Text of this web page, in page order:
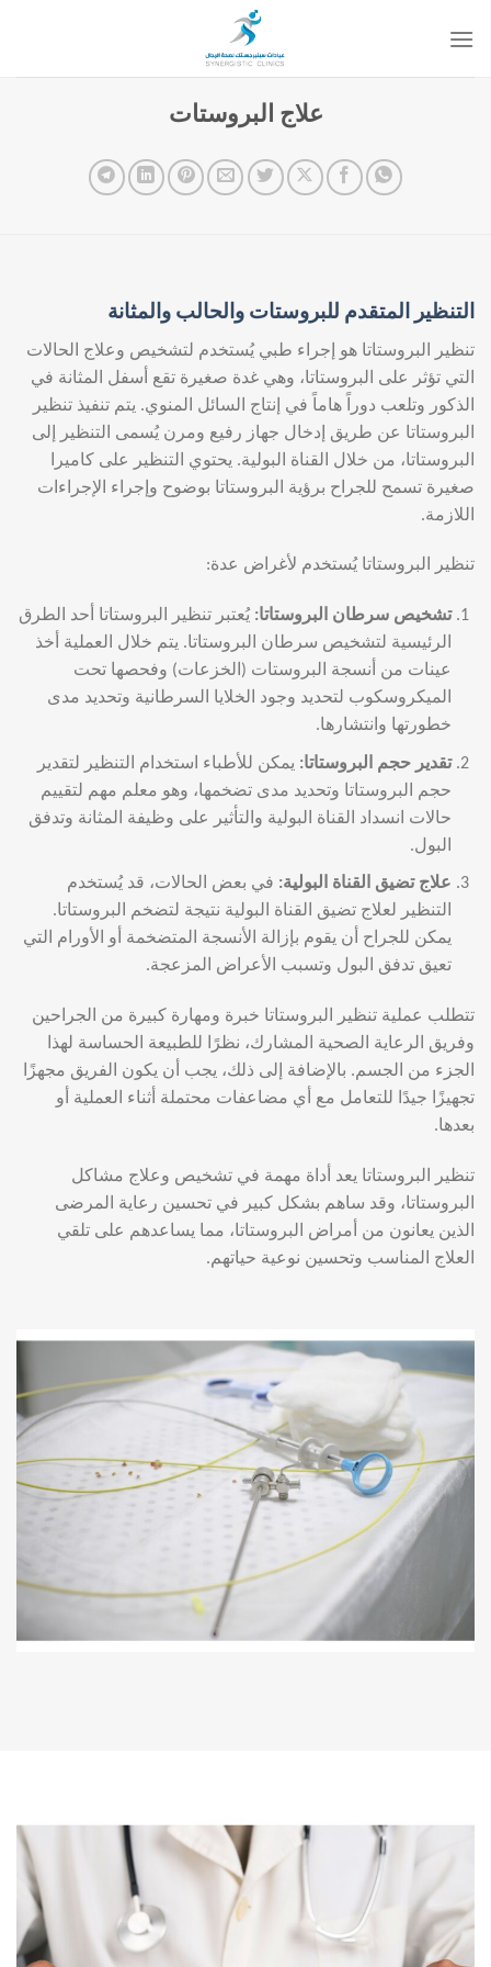
للمحتوى
علاج البروستات
التنظير المتقدم للبروستات والحالب والمثانة
تنظير البروستاتا هو إجراء طبي يُستخدم لتشخيص وعلاج الحالات
التي تؤثر على البروستاتا، وهي غدة صغيرة تقع أسفل المثانة في
الذكور وتلعب دوراً هاماً في إنتاج السائل المنوي. يتم تنفيذ تنظير
البروستاتا عن طريق إدخال جهاز رفيع ومرن يُسمى التنظير إلى
البروستاتا، من خلال القناة البولية. يحتوي التنظير على كاميرا
صغيرة تسمح للجراح برؤية البروستاتا بوضوح وإجراء الإجراءات
اللازمة.
تنظير البروستاتا يُستخدم لأغراض عدة:
تشخيص سرطان البروستاتا: يُعتبر تنظير البروستاتا أحد الطرق
الرئيسية لتشخيص سرطان البروستاتا. يتم خلال العملية أخذ
عينات من أنسجة البروستات (الخزعات) وفحصها تحت
الميكروسكوب لتحديد وجود الخلايا السرطانية وتحديد مدى
خطورتها وانتشارها.
تقدير حجم البروستاتا: يمكن للأطباء استخدام التنظير لتقدير
حجم البروستاتا وتحديد مدى تضخمها، وهو معلم مهم لتقييم
حالات انسداد القناة البولية والتأثير على وظيفة المثانة وتدفق
البول.
علاج تضيق القناة البولية: في بعض الحالات، قد يُستخدم
التنظير لعلاج تضيق القناة البولية نتيجة لتضخم البروستاتا.
يمكن للجراح أن يقوم بإزالة الأنسجة المتضخمة أو الأورام التي
تعيق تدفق البول وتسبب الأعراض المزعجة.
تتطلب عملية تنظير البروستاتا خبرة ومهارة كبيرة من الجراحين
وفريق الرعاية الصحية المشارك، نظرًا للطبيعة الحساسة لهذا
الجزء من الجسم. بالإضافة إلى ذلك، يجب أن يكون الفريق مجهزًا
تجهيزًا جيدًا للتعامل مع أي مضاعفات محتملة أثناء العملية أو
بعدها.
تنظير البروستاتا يعد أداة مهمة في تشخيص وعلاج مشاكل
البروستاتا، وقد ساهم بشكل كبير في تحسين رعاية المرضى
الذين يعانون من أمراض البروستاتا، مما يساعدهم على تلقي
العلاج المناسب وتحسين نوعية حياتهم.